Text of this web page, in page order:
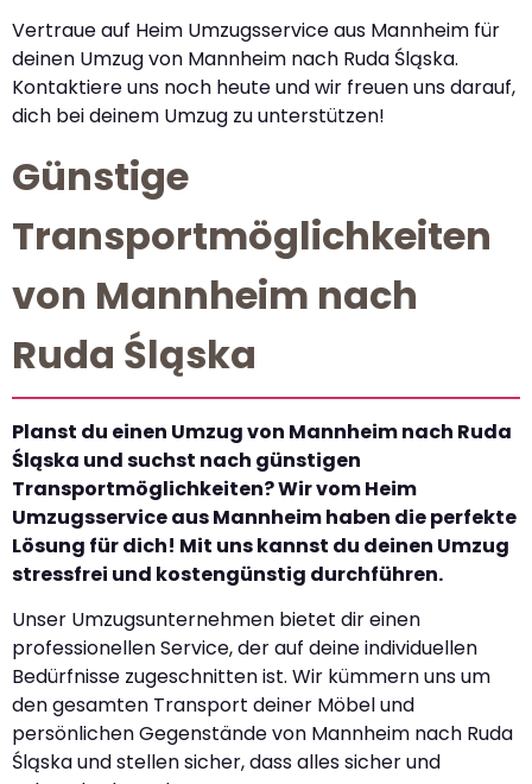
Vertraue auf Heim Umzugsservice aus Mannheim für
deinen Umzug von Mannheim nach Ruda Śląska.
Kontaktiere uns noch heute und wir freuen uns darauf,
dich bei deinem Umzug zu unterstützen!
Günstige
Transportmöglichkeiten
von Mannheim nach
Ruda Śląska
Planst du einen Umzug von Mannheim nach Ruda
Śląska und suchst nach günstigen
Transportmöglichkeiten? Wir vom Heim
Umzugsservice aus Mannheim haben die perfekte
Lösung für dich! Mit uns kannst du deinen Umzug
stressfrei und kostengünstig durchführen.
Unser Umzugsunternehmen bietet dir einen
professionellen Service, der auf deine individuellen
Bedürfnisse zugeschnitten ist. Wir kümmern uns um
den gesamten Transport deiner Möbel und
persönlichen Gegenstände von Mannheim nach Ruda
Śląska und stellen sicher, dass alles sicher und